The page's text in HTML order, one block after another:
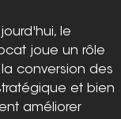
le
joue un rôle
conversion des
et bien
améliorer